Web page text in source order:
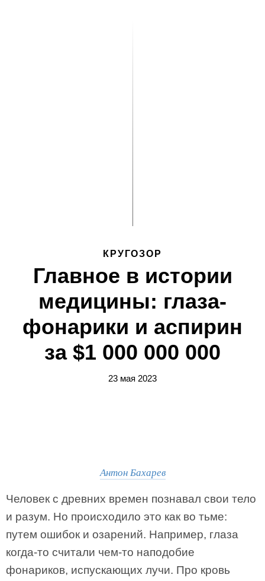
КРУГОЗОР
Главное в истории
медицины: глаза-
фонарики и аспирин
за $1 000 000 000
23 мая 2023
Антон Бахарев
Человек с древних времен познавал свои тело
и разум. Но происходило это как во тьме:
путем ошибок и озарений. Например, глаза
когда-то считали чем-то наподобие
фонариков, испускающих лучи. Про кровь